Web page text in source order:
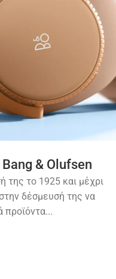
& Olufsen
της το 1925 και μέχρι
δέσμευσή της να
προϊόντα...